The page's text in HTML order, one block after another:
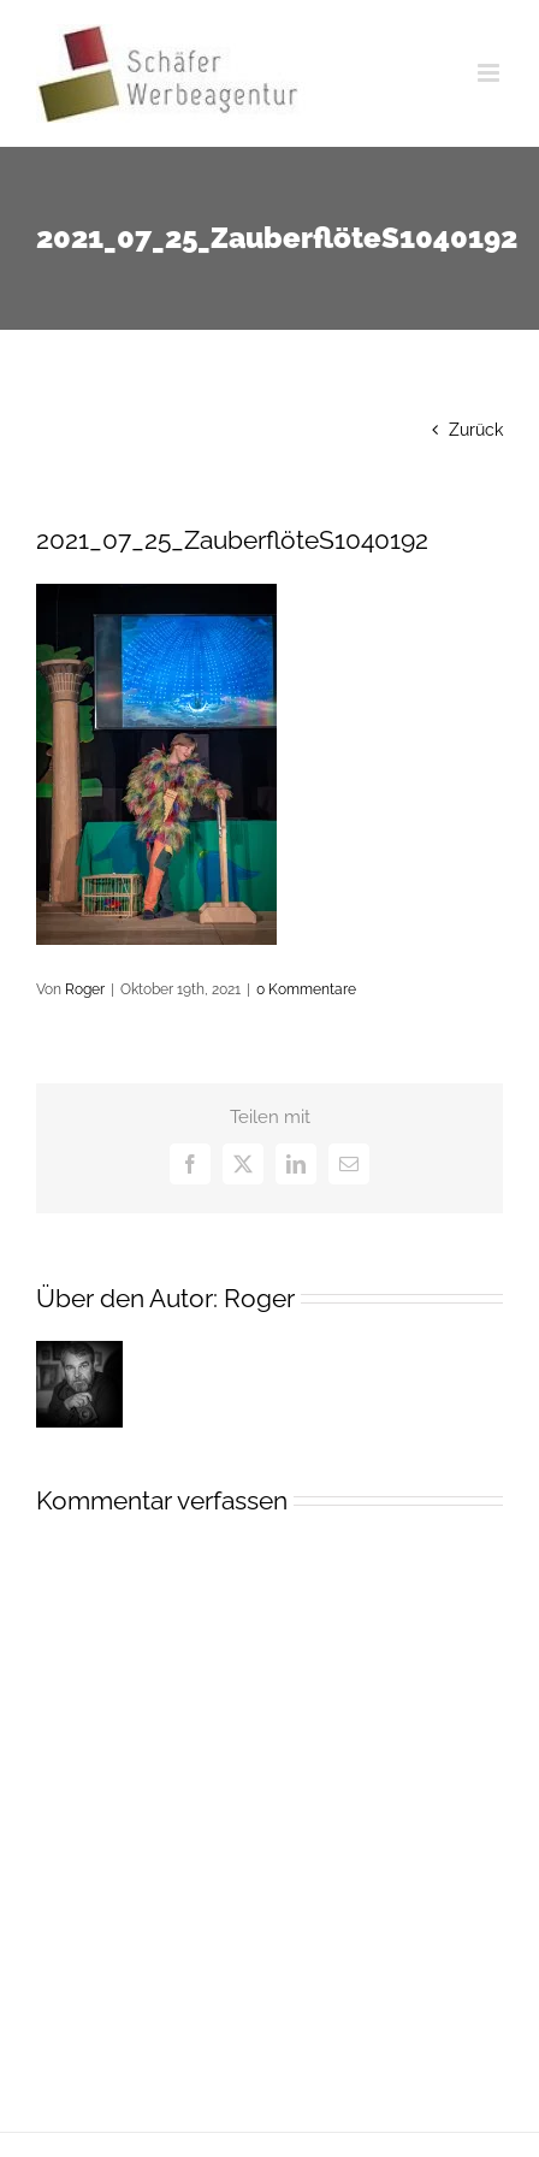
springen
2021_07_25_ZauberflöteS1040192
Zurück
2021_07_25_ZauberflöteS1040192
Von Roger Oktober 19th, 2021 0 Kommentare
Teilen mit
Facebook
X LinkedIn
E-
Über den Autor: Roger
Kommentar verfassen